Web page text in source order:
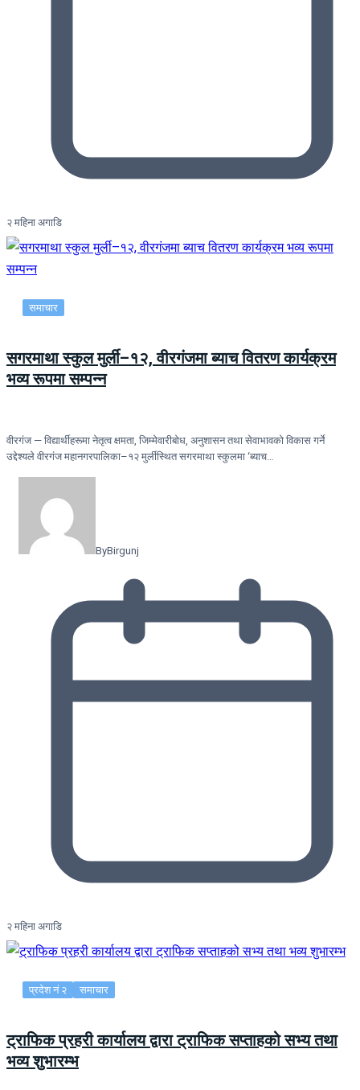
२ महिना अगाडि
समाचार
सगरमाथा स्कुल मुर्ली–१२, वीरगंजमा ब्याच वितरण कार्यक्रम
भव्य रूपमा सम्पन्न
वीरगंज — विद्यार्थीहरूमा नेतृत्व क्षमता, जिम्मेवारीबोध, अनुशासन तथा सेवाभावको विकास गर्ने
उद्देश्यले वीरगंज महानगरपालिका–१२ मुर्लीस्थित सगरमाथा स्कुलमा ‘ब्याच…
ByBirgunj
२ महिना अगाडि
प्रदेश नं २ समाचार
ट्राफिक प्रहरी कार्यालय द्वारा ट्राफिक सप्ताहको सभ्य तथा
भव्य शुभारम्भ